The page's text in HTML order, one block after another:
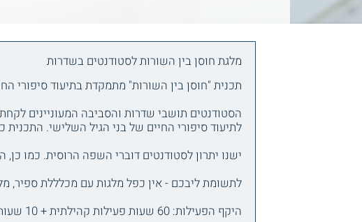
מלגת חוסן בין השורות לסטודנטים בשדרות
תכנית "חוסן בין השורות" מתמקדת בתיעוד סיפורי
הסטודנטים תושבי שדרות והסביבה המעוניינים
לתיעוד סיפורי החיים של בני הגיל השלישי.
ישנו יתרון לסטודנטים דוברי השפה הרוסית. כמו
לתשומת ליבכם - אין כפל מלגות עם מכלללת ספיר,
היקף הפעילות: 60 שעות פעילות קהילתית + 10 שעות הדרכה.